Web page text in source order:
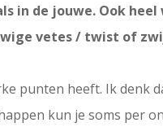
in de jouwe. Ook
vetes / twist of
punten heeft. Ik denk
kun je soms per